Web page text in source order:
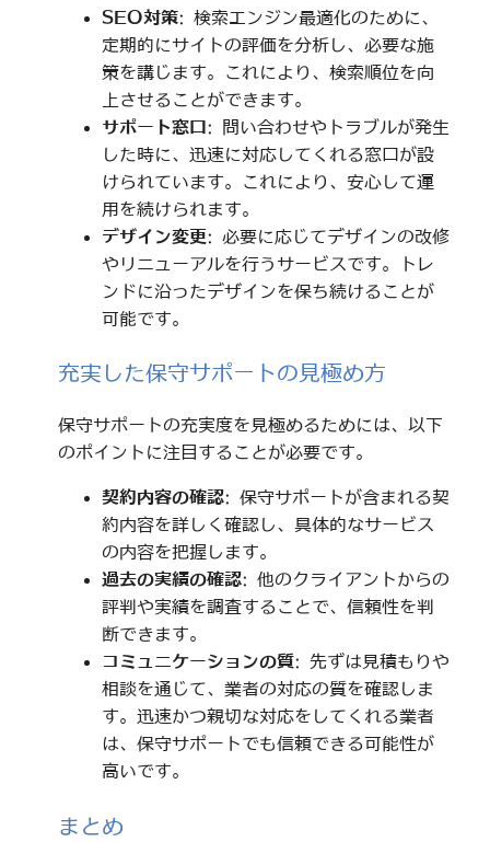
SEO対策: 検索エンジン最適化のために、
定期的にサイトの評価を分析し、必要な施
策を講じます。これにより、検索順位を向
上させることができます。
サポート窓口 : 問い合わせやトラブルが発生
した時に、迅速に対応してくれる窓口が設
けられています。これにより、安心して運
用を続けられます。
デザイン変更: 必要に応じてデザインの改修
やリニューアルを行うサービスです。トレ
ンドに沿ったデザインを保ち続けることが
可能です。
充実した保守サポートの見極め方
保守サポートの充実度を見極めるためには、以下
のポイントに注目することが必要です。
契約内容の確認: 保守サポートが含まれる契
約内容を詳しく確認し、具体的なサービス
の内容を把握します。
過去の実績の確認: 他のクライアントからの
評判や実績を調査することで、信頼性を判
断できます。
コミュニケーションの質: 先ずは見積もりや
相談を通じて、業者の対応の質を確認しま
す。迅速かつ親切な対応をしてくれる業者
は、保守サポートでも信頼できる可能性が
高いです。
まとめ